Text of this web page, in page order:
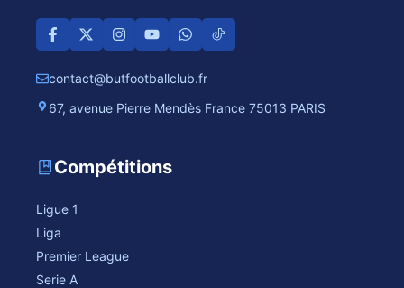
contact@butfootballclub.fr
67, avenue Pierre Mendès France 75013 PARIS
Compétitions
Ligue 1
Liga
Premier League
Serie A